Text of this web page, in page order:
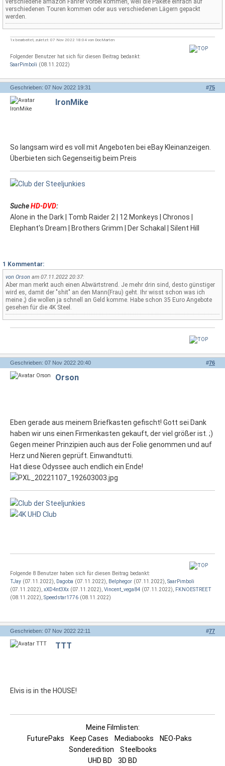
verschiedenen Touren kommen oder aus verschiedenen Lägern gepackt
werden.
1x bearbeitet, zuletzt: 07 Nov 2022 18:04 von DocMarten
Folgender Benutzer hat sich für diesen Beitrag bedankt:
SaarPimboli (08.11.2022)
#75
Geschrieben: 07 Nov 2022 19:31
IronMike
So langsam wird es voll mit Angeboten bei eBay Kleinanzeigen.
Überbieten sich Gegenseitig beim Preis
SucheHD-DVD:
Alone in the Dark | Tomb Raider 2 | 12 Monkeys | Chronos |
Elephant's Dream | Brothers Grimm | Der Schakal | Silent Hill
1 Kommentar:
von Orson am 07.11.2022 20:37:
Aber man merkt auch einen Abwärtstrend. Je mehr drin sind, desto günstiger
wird es, damit der "shit" an den Mann(Frau) geht. Ihr wisst schon was ich
meine ;) die wollen ja schnell an Geld komme. Habe schon 35 Euro Angebote
gesehen für die 4K Steel.
#76
Geschrieben: 07 Nov 2022 20:40
Orson
Eben gerade aus meinem Briefkasten gefischt! Gott sei Dank
haben wir uns einen Firmenkasten gekauft, der viel größer ist. ;)
Gegen meiner Prinzipien auch aus der Folie genommen und auf
Herz und Nieren geprüft. Einwandtutti.
​​​​​Hat diese Odyssee auch endlich ein Ende!
Folgende 8 Benutzer haben sich für diesen Beitrag bedankt:
TJay (07.11.2022), Dagoba (07.11.2022), Belphegor (07.11.2022), SaarPimboli
(07.11.2022), xXD4nt3Xx (07.11.2022), Vincent_vega84 (07.11.2022), FKNOESTREET
(08.11.2022), Speedstar1776 (08.11.2022)
#77
Geschrieben: 07 Nov 2022 22:11
TTT
Elvis is in the HOUSE!
Meine Filmlisten:
FuturePaks
Keep Cases Mediabooks
NEO-Paks
Sonderedition
Steelbooks
UHD BD
3D BD